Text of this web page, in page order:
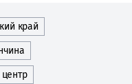
край